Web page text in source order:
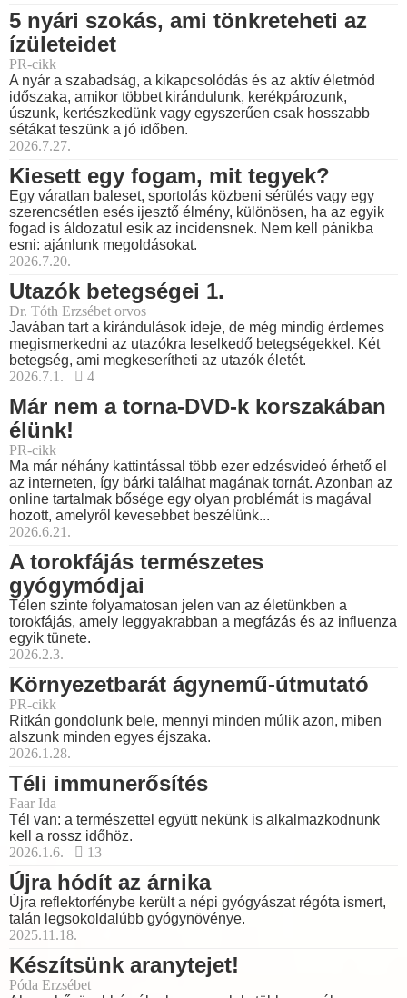
5 nyári szokás, ami tönkreteheti az
ízületeidet
PR-cikk
A nyár a szabadság, a kikapcsolódás és az aktív életmód
időszaka, amikor többet kirándulunk, kerékpározunk,
úszunk, kertészkedünk vagy egyszerűen csak hosszabb
sétákat teszünk a jó időben.
2026.7.27.
Kiesett egy fogam, mit tegyek?
Egy váratlan baleset, sportolás közbeni sérülés vagy egy
szerencsétlen esés ijesztő élmény, különösen, ha az egyik
fogad is áldozatul esik az incidensnek. Nem kell pánikba
esni: ajánlunk megoldásokat.
2026.7.20.
Utazók betegségei 1.
Dr. Tóth Erzsébet orvos
Javában tart a kirándulások ideje, de még mindig érdemes
megismerkedni az utazókra leselkedő betegségekkel. Két
betegség, ami megkeserítheti az utazók életét.
2026.7.1.
4
Már nem a torna-DVD-k korszakában
élünk!
PR-cikk
Ma már néhány kattintással több ezer edzésvideó érhető el
az interneten, így bárki találhat magának tornát. Azonban az
online tartalmak bősége egy olyan problémát is magával
hozott, amelyről kevesebbet beszélünk...
2026.6.21.
A torokfájás természetes
gyógymódjai
Télen szinte folyamatosan jelen van az életünkben a
torokfájás, amely leggyakrabban a megfázás és az influenza
egyik tünete.
2026.2.3.
Környezetbarát ágynemű-útmutató
PR-cikk
Ritkán gondolunk bele, mennyi minden múlik azon, miben
alszunk minden egyes éjszaka.
2026.1.28.
Téli immunerősítés
Faar Ida
Tél van: a természettel együtt nekünk is alkalmazkodnunk
kell a rossz időhöz.
2026.1.6.
13
Újra hódít az árnika
Újra reflektorfénybe került a népi gyógyászat régóta ismert,
talán legsokoldalúbb gyógynövénye.
2025.11.18.
Készítsünk aranytejet!
Póda Erzsébet